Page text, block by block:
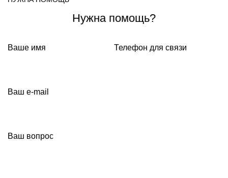
Нужна помощь?
Ваше имя Телефон для связи
Ваш e-mail
Ваш вопрос